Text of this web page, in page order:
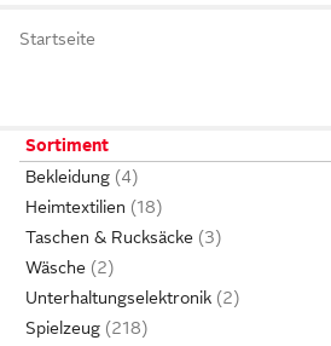
Startseite
Sortiment
Bekleidung
Heimtextilien
Taschen & Rucksäcke
Wäsche
Unterhaltungselektronik
Spielzeug